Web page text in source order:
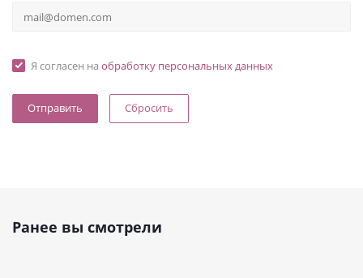
Я согласен на обработку персональных данных
Сбросить
Ранее вы смотрели